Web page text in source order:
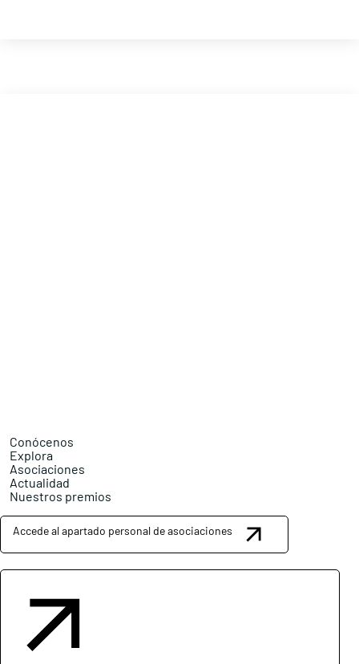
Conócenos
Explora
Asociaciones
Actualidad
Nuestros premios
Accede al apartado personal de asociaciones